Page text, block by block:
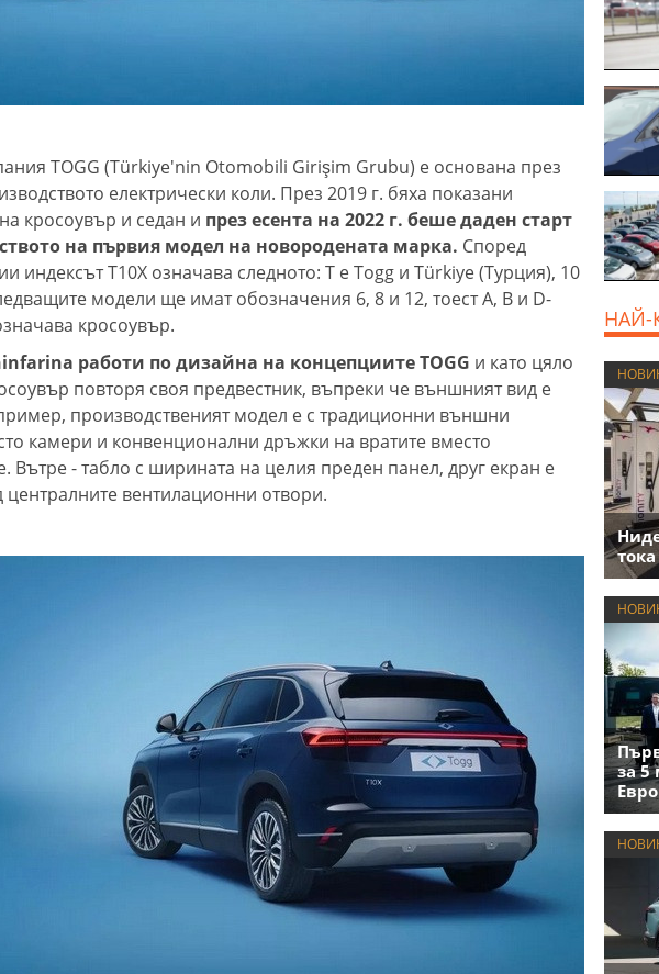
TOGG (Türkiye'nin Otomobili Girişim Grubu) е основана през
електрически коли. През 2019 г. бяха показани
кросоувър и седан и през есента на 2022 г. беше даден старт
на първия модел на новородената марка. Според
индексът T10X означава следното: T е Togg и Türkiye (Турция), 10
модели ще имат обозначения 6, 8 и 12, тоест A, B и D-
кросоувър.
работи по дизайна на концепциите TOGG и като цяло
повторя своя предвестник, въпреки че външният вид е
производственият модел е с традиционни външни
камери и конвенционални дръжки на вратите вместо
Вътре - табло с ширината на целия преден панел, друг екран е
вентилационни отвори.
НАЙ-
за 5